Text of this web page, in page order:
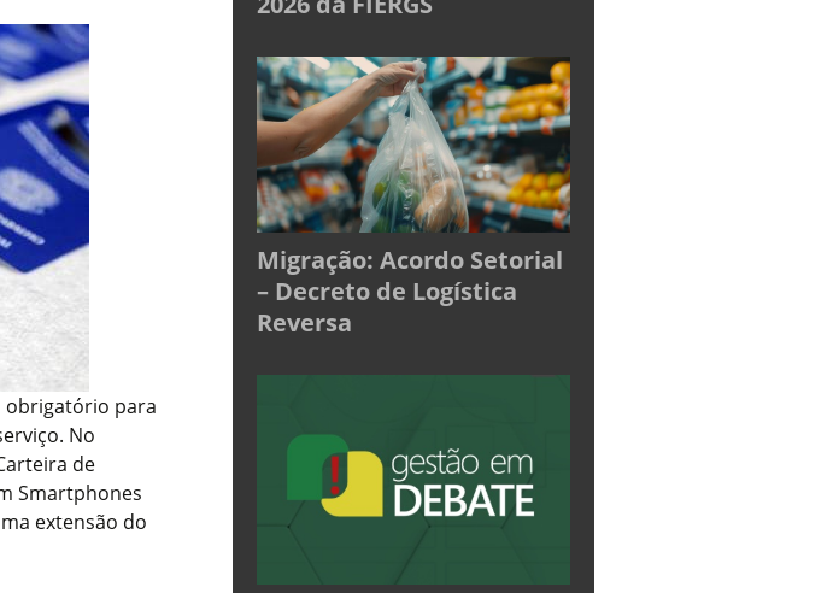
obrigatório para
No
de
Smartphones
extensão do
Migração: Acordo Setorial
– Decreto de Logística
Reversa